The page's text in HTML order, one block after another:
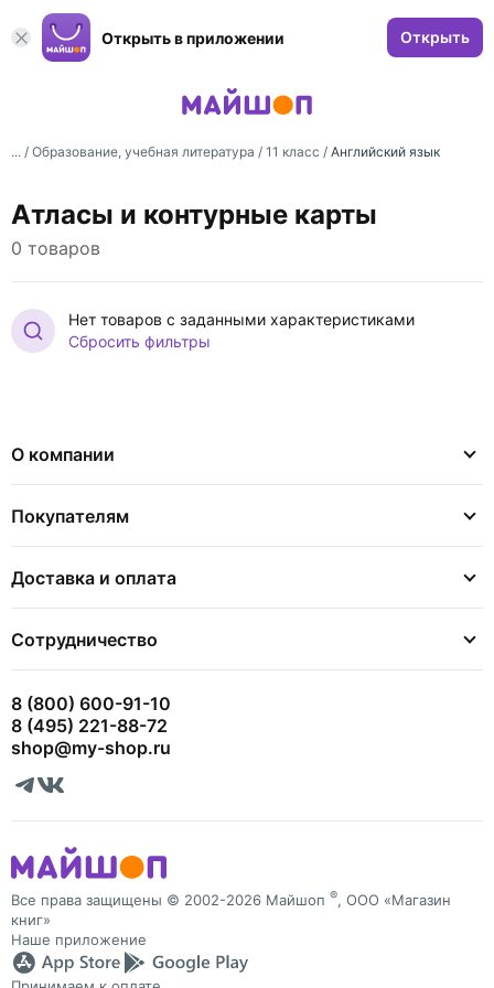
Открыть в приложении Открыть
... / Образование, учебная литература / 11 класс / Английский язык
Атласы и контурные карты
0 товаров
Нет товаров с заданными характеристиками
Сбросить фильтры
О компании
Покупателям
Доставка и оплата
Сотрудничество
8 (800) 600-91-10
8 (495) 221-88-72
shop@my-shop.ru
Все права защищены © 2002-2026 Майшоп ®, ООО «Магазин
книг»
Наше приложение